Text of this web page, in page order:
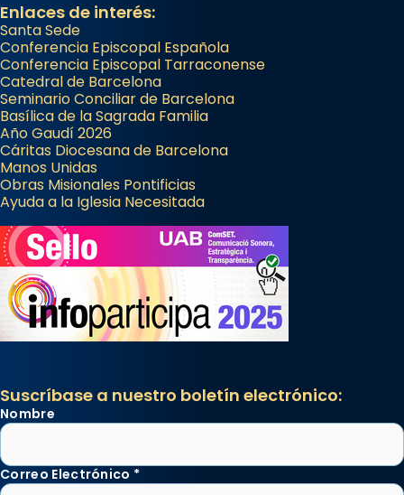
Enlaces de interés:
Santa Sede
Conferencia Episcopal Española
Conferencia Episcopal Tarraconense
Catedral de Barcelona
Seminario Conciliar de Barcelona
Basílica de la Sagrada Familia
Año Gaudí 2026
Cáritas Diocesana de Barcelona
Manos Unidas
Obras Misionales Pontificias
Ayuda a la Iglesia Necesitada
Suscríbase a nuestro boletín electrónico:
Nombre
Correo Electrónico *